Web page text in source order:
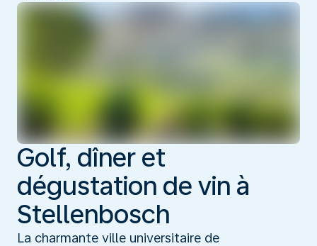
Golf, dîner et
dégustation de vin à
Stellenbosch
La charmante ville universitaire de